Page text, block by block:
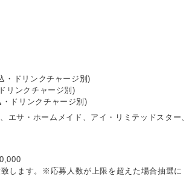
・ドリンクチャージ別)
リンクチャージ別)
ドリンクチャージ別)
エサ・ホームメイド、アイ・リミテッドスター、
します。※応募人数が上限を超えた場合抽選に